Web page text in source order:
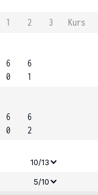
1 2 3
Kurs
6
0
6
1
6
0
6
2
10/13
5/10